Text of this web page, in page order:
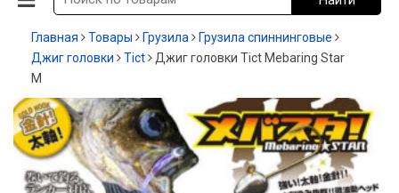
Главная Товары Грузила
Грузила спиннинговые
Джиг головки
Tict
Джиг головки Tict Mebaring Star
M